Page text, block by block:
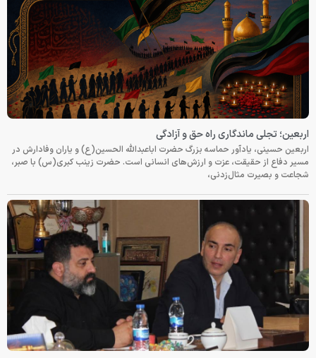
اربعین؛ تجلی ماندگاری راه حق و آزادگی
اربعین حسینی، یادآور حماسه بزرگ حضرت اباعبدالله الحسین(ع) و یاران وفادارش در
مسیر دفاع از حقیقت، عزت و ارزش‌های انسانی است. حضرت زینب کبری(س) با صبر،
شجاعت و بصیرت مثال‌زدنی،